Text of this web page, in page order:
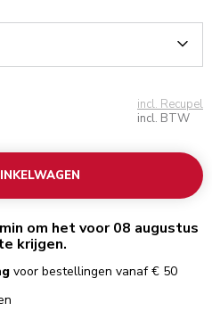
incl. Recupel
incl. BTW
om het voor 08 augustus
krijgen.
voor bestellingen vanaf € 50